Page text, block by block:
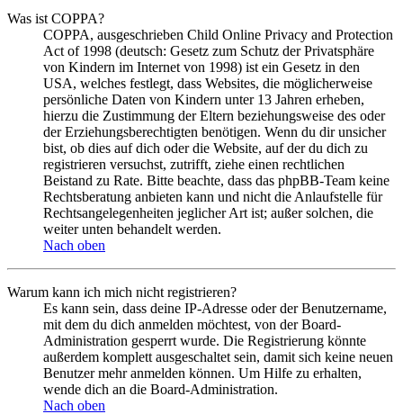
Was ist COPPA?
COPPA, ausgeschrieben Child Online Privacy and Protection
Act of 1998 (deutsch: Gesetz zum Schutz der Privatsphäre
von Kindern im Internet von 1998) ist ein Gesetz in den
USA, welches festlegt, dass Websites, die möglicherweise
persönliche Daten von Kindern unter 13 Jahren erheben,
hierzu die Zustimmung der Eltern beziehungsweise des oder
der Erziehungsberechtigten benötigen. Wenn du dir unsicher
bist, ob dies auf dich oder die Website, auf der du dich zu
registrieren versuchst, zutrifft, ziehe einen rechtlichen
Beistand zu Rate. Bitte beachte, dass das phpBB-Team keine
Rechtsberatung anbieten kann und nicht die Anlaufstelle für
Rechtsangelegenheiten jeglicher Art ist; außer solchen, die
weiter unten behandelt werden.
Nach oben
Warum kann ich mich nicht registrieren?
Es kann sein, dass deine IP-Adresse oder der Benutzername,
mit dem du dich anmelden möchtest, von der Board-
Administration gesperrt wurde. Die Registrierung könnte
außerdem komplett ausgeschaltet sein, damit sich keine neuen
Benutzer mehr anmelden können. Um Hilfe zu erhalten,
wende dich an die Board-Administration.
Nach oben